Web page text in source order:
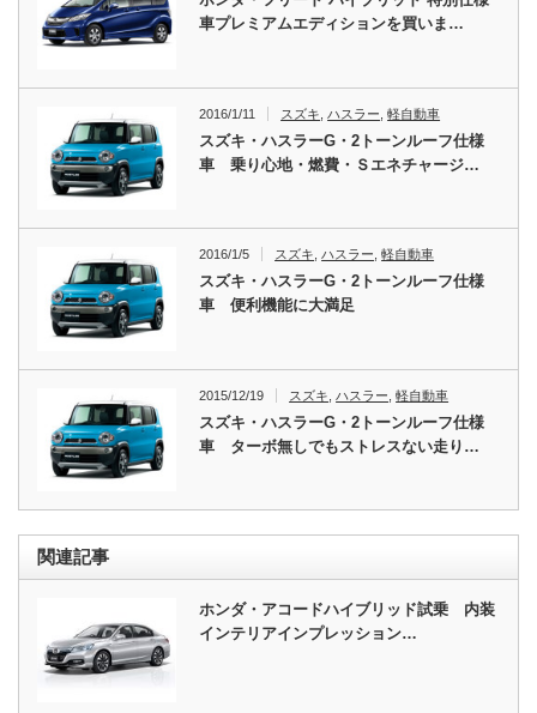
車プレミアムエディションを買いま…
2016/1/11 スズキ ,ハスラー ,軽自動車
スズキ・ハスラーG・2トーンルーフ仕様
車 乗り心地・燃費・Ｓエネチャージ…
2016/1/5 スズキ ,ハスラー ,軽自動車
スズキ・ハスラーG・2トーンルーフ仕様
車 便利機能に大満足
2015/12/19 スズキ ,ハスラー ,軽自動車
スズキ・ハスラーG・2トーンルーフ仕様
車 ターボ無しでもストレスない走り…
関連記事
ホンダ・アコードハイブリッド試乗 内装
インテリアインプレッション…